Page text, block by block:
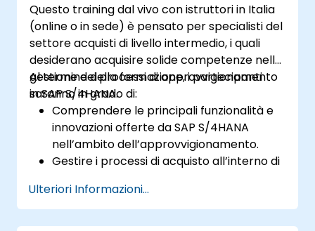
bollette.
Saper utilizzare le funzionalità di analisi
integrate in SAP S/4HANA per monitorare
e migliorare le prestazioni commerciali,
avvalendosi di report standard e
indicatori chiave di performance.
Questo training dal vivo con istruttori in Italia
(online o in sede) è pensato per specialisti del
settore acquisti di livello intermedio, i quali
desiderano acquisire solide competenze nella
gestione dei processi di approvvigionamento
in SAP S/4HANA.
Al termine della formazione, i partecipanti
saranno in grado di:
Comprendere le principali funzionalità e
innovazioni offerte da SAP S/4HANA
nell’ambito dell’approvvigionamento.
Gestire i processi di acquisto all’interno di
scorte o sul consumo effettivo.
Amministrare i dati maestri legati agli
Ulteriori Informazioni...